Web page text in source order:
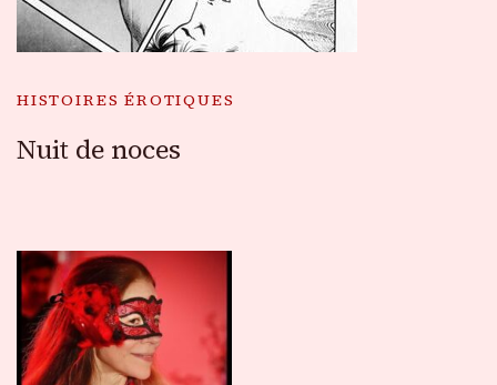
HISTOIRES ÉROTIQUES
Nuit de noces